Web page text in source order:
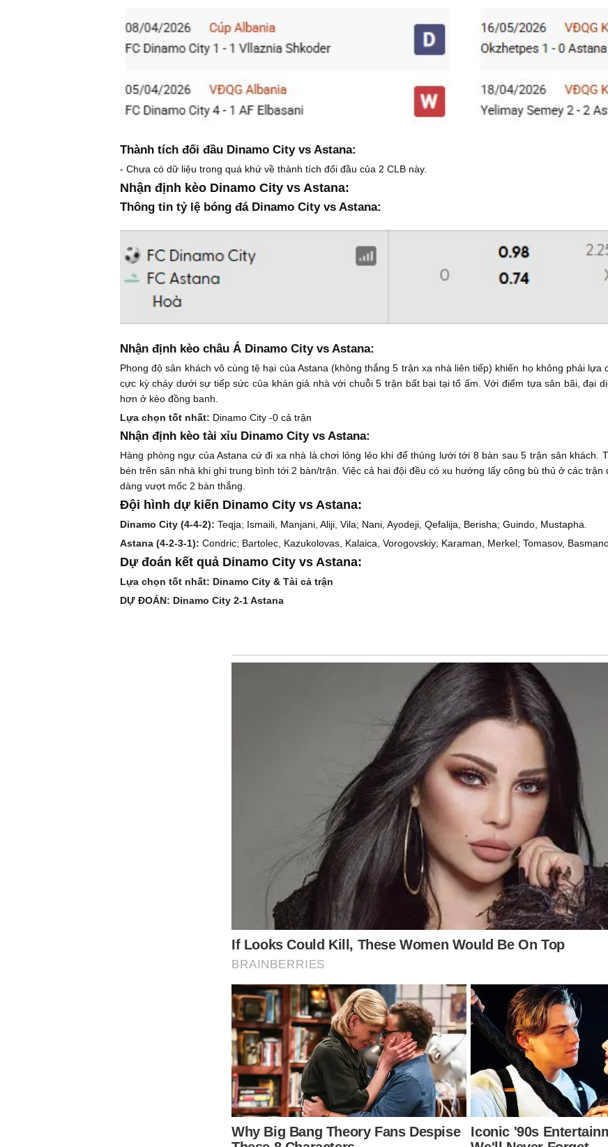
Thành tích đối đầu Dinamo City vs Astana:
- Chưa có dữ liệu trong quá khứ về thành tích đối đầu của 2 CLB này.
Nhận định kèo Dinamo City vs Astana:
Thông tin tỷ lệ bóng đá Dinamo City vs Astana:
Nhận định kèo châu Á Dinamo City vs Astana:
Phong độ sân khách vô cùng tệ hại của Astana (không thắng 5 trận xa nhà liên tiếp) khiến họ không phải
cực kỳ cháy dưới sự tiếp sức của khán giả nhà với chuỗi 5 trận bất bại tại tổ ấm. Với điểm tựa sân bãi, đại
hơn ở kèo đồng banh.
Lựa chọn tốt nhất: Dinamo City -0 cả trận
Nhận định kèo tài xỉu Dinamo City vs Astana:
Hàng phòng ngự của Astana cứ đi xa nhà là chơi lỏng lẻo khi để thủng lưới tới 8 bàn sau 5 trận sân khách.
bén trên sân nhà khi ghi trung bình tới 2 bàn/trận. Việc cả hai đội đều có xu hướng lấy công bù thủ ở các
dàng vượt mốc 2 bàn thắng.
Đội hình dự kiến Dinamo City vs Astana:
Dinamo City (4-4-2): Teqja; Ismaili, Manjani, Aliji, Vila; Nani, Ayodeji, Qefalija, Berisha; Guindo, Mustapha.
Astana (4-2-3-1): Condric; Bartolec, Kazukolovas, Kalaica, Vorogovskiy; Karaman, Merkel; Tomasov,
Dự đoán kết quả Dinamo City vs Astana:
Lựa chọn tốt nhất: Dinamo City & Tài cả trận
DỰ ĐOÁN: Dinamo City 2-1 Astana